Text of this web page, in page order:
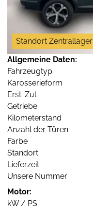
Standort Zentrallager
Allgemeine Daten:
Fahrzeugtyp
Karosserieform
Erst-Zul.
Getriebe
Kilometerstand
Anzahl der Türen
Farbe
Standort
Lieferzeit
Unsere Nummer
Motor:
kW / PS